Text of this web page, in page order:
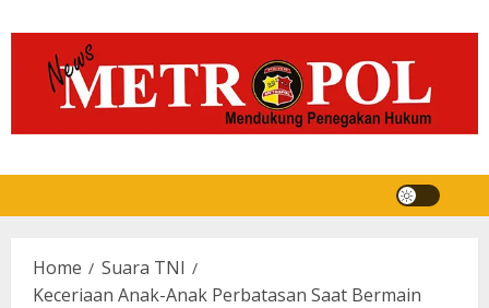
to
content
Home
Suara TNI
Keceriaan Anak-Anak Perbatasan Saat Bermain